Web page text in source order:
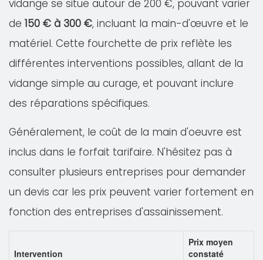
vidange se situe autour de 200 €, pouvant varier
de 150 € à 300 €, incluant la main-d'œuvre et le
matériel. Cette fourchette de prix reflète les
différentes interventions possibles, allant de la
vidange simple au curage, et pouvant inclure
des réparations spécifiques.
Généralement, le coût de la main d'oeuvre est
inclus dans le forfait tarifaire. N'hésitez pas à
consulter plusieurs entreprises pour demander
un devis car les prix peuvent varier fortement en
fonction des entreprises d'assainissement.
Intervention
Prix moyen
constaté